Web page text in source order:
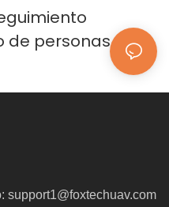
de personas con
kg para cargas
4WD PRO
support1@foxtechuav.com